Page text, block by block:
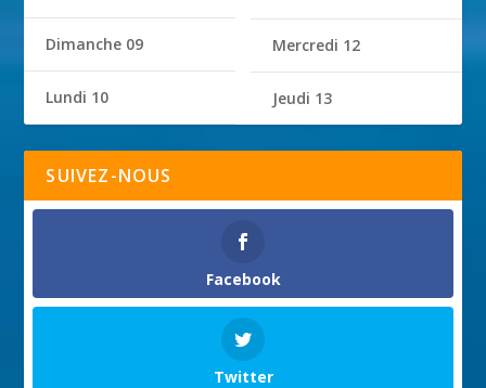
Dimanche 09
Lundi 10
Mercredi 12
Jeudi 13
SUIVEZ-NOUS
Facebook
Twitter